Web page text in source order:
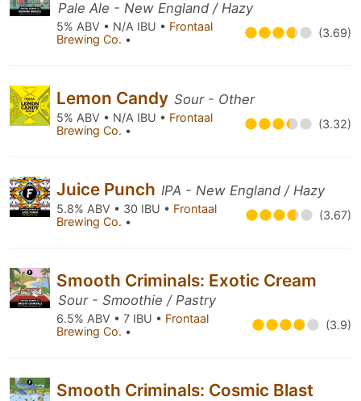
Pale Ale - New England / Hazy
5% ABV • N/A IBU • Frontaal
Brewing Co. • (3.69)
Lemon Candy Sour - Other
5% ABV • N/A IBU • Frontaal
Brewing Co. • (3.32)
Juice Punch IPA - New England / Hazy
5.8% ABV • 30 IBU • Frontaal
Brewing Co. • (3.67)
Smooth Criminals: Exotic Cream
Sour - Smoothie / Pastry
6.5% ABV • 7 IBU • Frontaal
Brewing Co. • (3.9)
Smooth Criminals: Cosmic Blast